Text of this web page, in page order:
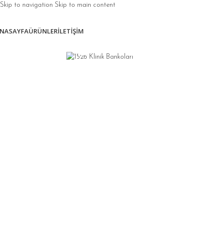
Skip to navigation Skip to main content
ÜRÜNLERİLETIŞIM